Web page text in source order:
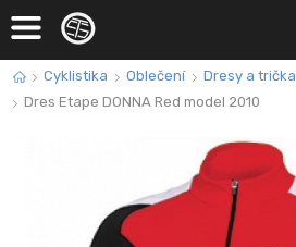
Cyklistika Oblečení
Dresy a trička
Dres Etape DONNA Red model 2010